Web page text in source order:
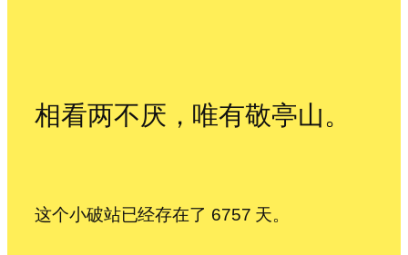
相看两不厌，唯有敬亭山。
这个小破站已经存在了 6757 天。